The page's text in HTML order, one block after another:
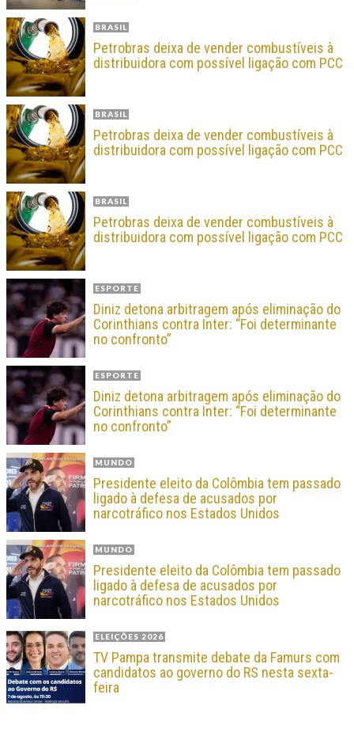
BRASIL
Petrobras deixa de vender combustíveis à
distribuidora com possível ligação com PCC
BRASIL
Petrobras deixa de vender combustíveis à
distribuidora com possível ligação com PCC
BRASIL
Petrobras deixa de vender combustíveis à
distribuidora com possível ligação com PCC
ESPORTE
Diniz detona arbitragem após eliminação do
Corinthians contra Inter: “Foi determinante
no confronto”
ESPORTE
Diniz detona arbitragem após eliminação do
Corinthians contra Inter: “Foi determinante
no confronto”
MUNDO
Presidente eleito da Colômbia tem passado
ligado à defesa de acusados por
narcotráfico nos Estados Unidos
MUNDO
Presidente eleito da Colômbia tem passado
ligado à defesa de acusados por
narcotráfico nos Estados Unidos
ELEIÇÕES 2026
TV Pampa transmite debate da Famurs com
candidatos ao governo do RS nesta sexta-
feira